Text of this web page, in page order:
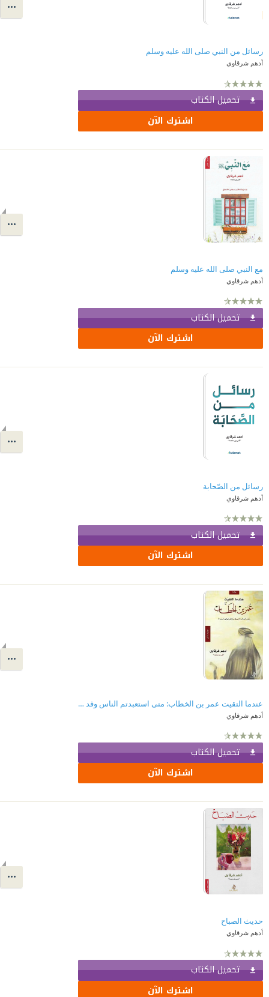
رسائل من النبي صلى الله عليه وسلم
أدهم شرقاوي
تحميل الكتاب
اشترك الآن
مع النبي صلى الله عليه وسلم
أدهم شرقاوي
تحميل الكتاب
اشترك الآن
رسائل من الصّحابة
أدهم شرقاوي
تحميل الكتاب
اشترك الآن
عندما التقيت عمر بن الخطاب: متى استعبدتم الناس وقد ولدتهم أمهاتهم أحراراً؟!
أدهم شرقاوي
تحميل الكتاب
اشترك الآن
حديث الصباح
أدهم شرقاوي
تحميل الكتاب
اشترك الآن